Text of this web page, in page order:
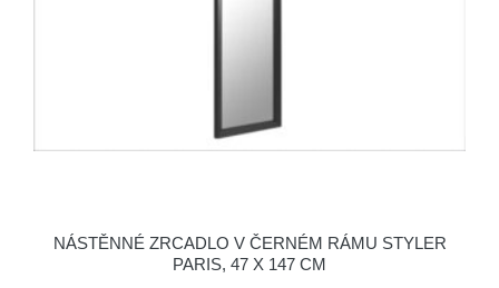
NÁSTĚNNÉ ZRCADLO V ČERNÉM RÁMU STYLER
PARIS, 47 X 147 CM